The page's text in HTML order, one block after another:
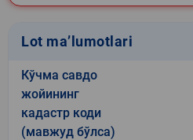
Lot ma’lumotlari
Кўчма савдо
жойининг
кадастр коди
(мавжуд бўлса)